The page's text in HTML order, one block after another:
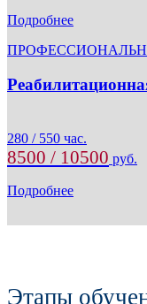
Подробнее
280 / 550 час.
8500 / 10500 руб.
Подробнее
Этапы